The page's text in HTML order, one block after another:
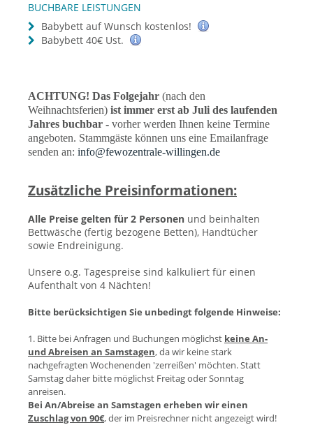
BUCHBARE LEISTUNGEN
Babybett auf Wunsch kostenlos!
Babybett 40€ Ust.
ACHTUNG! Das Folgejahr (nach den
Weihnachtsferien) ist immer erst ab Juli des laufenden
Jahres buchbar - vorher werden Ihnen keine Termine
angeboten. Stammgäste können uns eine Emailanfrage
senden an: info@fewozentrale-willingen.de
Zusätzliche Preisinformationen:
Alle Preise gelten für 2 Personen und beinhalten
Bettwäsche (fertig bezogene Betten), Handtücher
sowie Endreinigung.
Unsere o.g. Tagespreise sind kalkuliert für einen
Aufenthalt von 4 Nächten!
Bitte berücksichtigen Sie unbedingt folgende Hinweise:
1. Bitte bei Anfragen und Buchungen möglichst keine An-
und Abreisen an Samstagen, da wir keine stark
nachgefragten Wochenenden 'zerreißen' möchten. Statt
Samstag daher bitte möglichst Freitag oder Sonntag
anreisen.
Bei An/Abreise an Samstagen erheben wir einen
Zuschlag von 90€, der im Preisrechner nicht angezeigt wird!